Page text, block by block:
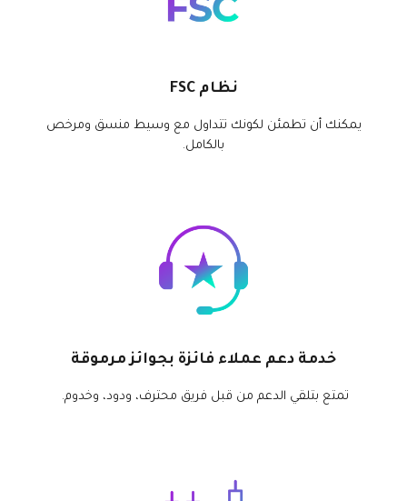
نظام FSC
يمكنك أن تطمئن لكونك تتداول مع وسيط منسق ومرخص
بالكامل.
خدمة دعم عملاء فائزة بجوائز مرموقة
تمتع بتلقي الدعم من قبل فريق محترف، ودود، وخدوم.